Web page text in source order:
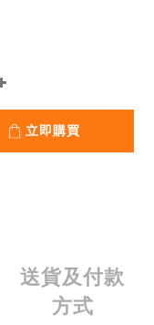
立即購買
送貨及付款
方式